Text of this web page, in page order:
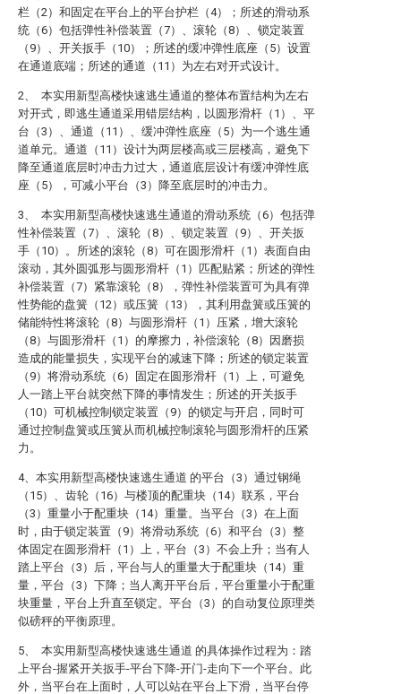
栏（2）和固定在平台上的平台护栏（4）；所述的滑动系
统（6）包括弹性补偿装置（7）、滚轮（8）、锁定装置
（9）、开关扳手（10）；所述的缓冲弹性底座（5）设置
在通道底端；所述的通道（11）为左右对开式设计。
2、 本实用新型高楼快速逃生通道的整体布置结构为左右
对开式，即逃生通道采用错层结构，以圆形滑杆（1）、平
台（3）、通道（11）、缓冲弹性底座（5）为一个逃生通
道单元。通道（11）设计为两层楼高或三层楼高，避免下
降至通道底层时冲击力过大，通道底层设计有缓冲弹性底
座（5），可减小平台（3）降至底层时的冲击力。
3、 本实用新型高楼快速逃生通道的滑动系统（6）包括弹
性补偿装置（7）、滚轮（8）、锁定装置（9）、开关扳
手（10）。所述的滚轮（8）可在圆形滑杆（1）表面自由
滚动，其外圆弧形与圆形滑杆（1）匹配贴紧；所述的弹性
补偿装置（7）紧靠滚轮（8），弹性补偿装置可为具有弹
性势能的盘簧（12）或压簧（13），其利用盘簧或压簧的
储能特性将滚轮（8）与圆形滑杆（1）压紧，增大滚轮
（8）与圆形滑杆（1）的摩擦力，补偿滚轮（8）因磨损
造成的能量损失，实现平台的减速下降；所述的锁定装置
（9）将滑动系统（6）固定在圆形滑杆（1）上，可避免
人一踏上平台就突然下降的事情发生；所述的开关扳手
（10）可机械控制锁定装置（9）的锁定与开启，同时可
通过控制盘簧或压簧从而机械控制滚轮与圆形滑杆的压紧
力。
4、本实用新型高楼快速逃生通道 的平台（3）通过钢绳
（15）、齿轮（16）与楼顶的配重块（14）联系，平台
（3）重量小于配重块（14）重量。当平台（3）在上面
时，由于锁定装置（9）将滑动系统（6）和平台（3）整
体固定在圆形滑杆（1）上，平台（3）不会上升；当有人
踏上平台（3）后，平台与人的重量大于配重块（14）重
量，平台（3）下降；当人离开平台后，平台重量小于配重
块重量，平台上升直至锁定。平台（3）的自动复位原理类
似磅秤的平衡原理。
5、 本实用新型高楼快速逃生通道 的具体操作过程为：踏
上平台-握紧开关扳手-平台下降-开门-走向下一个平台。此
外，当平台在上面时，人可以站在平台上下滑，当平台停